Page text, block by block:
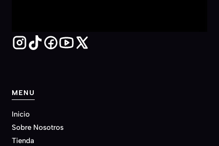
MENU
Inicio
Sobre Nosotros
Tienda